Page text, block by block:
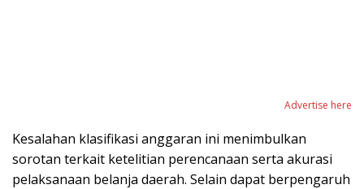
Advertise here
Kesalahan klasifikasi anggaran ini menimbulkan
sorotan terkait ketelitian perencanaan serta akurasi
pelaksanaan belanja daerah. Selain dapat berpengaruh